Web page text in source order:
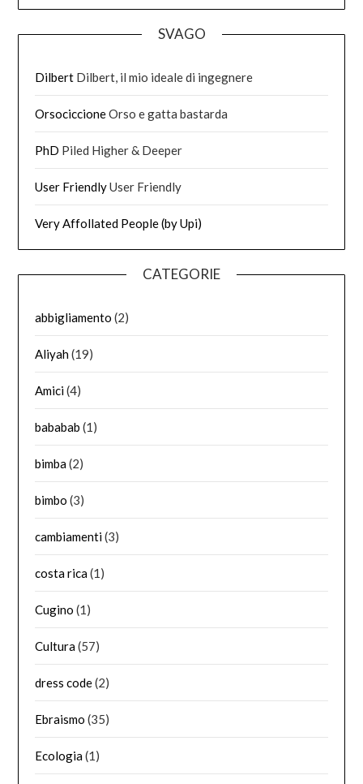
SVAGO
Dilbert Dilbert, il mio ideale di ingegnere
OrsociccioneOrso e gatta bastarda
PhD Piled Higher & Deeper
User FriendlyUser Friendly
Very Affollated People (by Upi)
CATEGORIE
abbigliamento (2)
Aliyah(19)
Amici(4)
bababab (1)
bimba(2)
bimbo (3)
cambiamenti(3)
costa rica(1)
Cugino (1)
Cultura(57)
dress code(2)
Ebraismo (35)
Ecologia(1)